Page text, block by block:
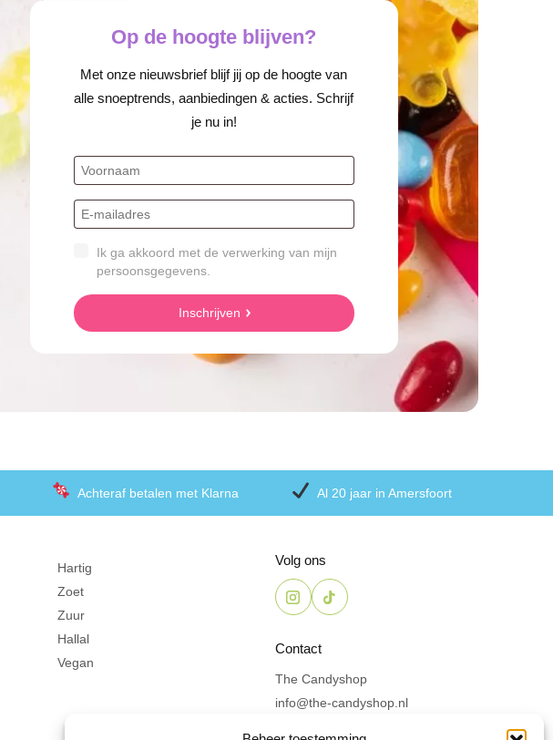
Op de hoogte blijven?
Met onze nieuwsbrief blijf jij op de hoogte van
alle snoeptrends, aanbiedingen & acties. Schrijf
je nu in!
Ik ga akkoord met de verwerking van mijn
persoonsgegevens.
Inschrijven
Achteraf betalen met Klarna Al 20 jaar in Amersfoort
Hartig
Zoet
Zuur
Hallal
Vegan
Volg ons
Contact
The Candyshop
info@the-candyshop.nl